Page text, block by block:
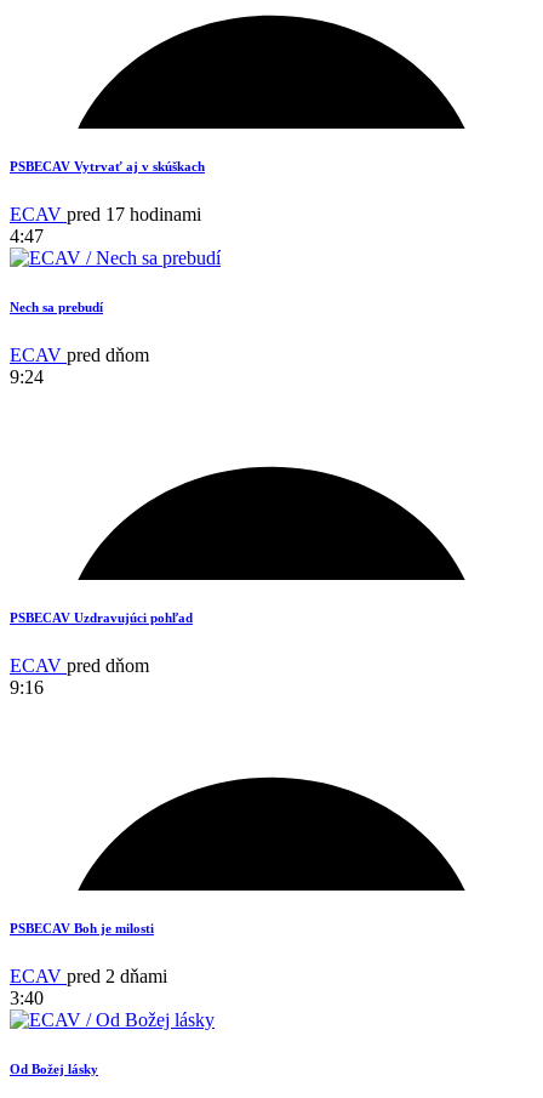
PSBECAV Vytrvať aj v skúškach
ECAV pred 17 hodinami
4:47
Nech sa prebudí
ECAV pred dňom
9:24
13
PSBECAV Uzdravujúci pohľad
ECAV pred dňom
9:16
PSBECAV Boh je milosti
ECAV pred 2 dňami
3:40
Od Božej lásky